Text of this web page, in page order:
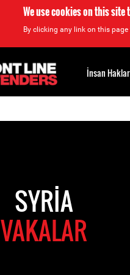
We use cookies on this
By clicking any link on this
SYRIA
VAKALAR
İnsan